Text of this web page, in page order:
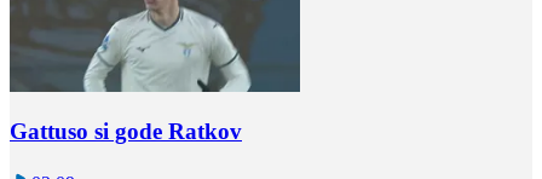
Gattuso si gode Ratkov